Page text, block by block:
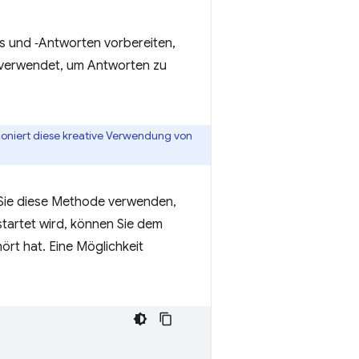
und ‑Antworten vorbereiten,
um Antworten zu
diese kreative Verwendung von
diese Methode verwenden,
wird, können Sie dem
hat. Eine Möglichkeit